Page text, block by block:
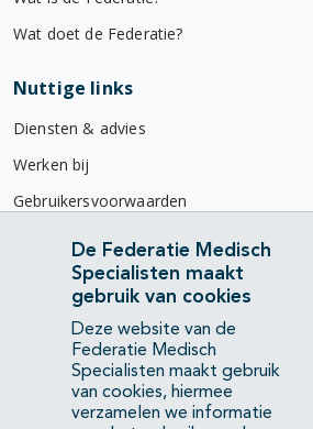
Wat doet de Federatie?
Nuttige links
Diensten & advies
Werken bij
Gebruikersvoorwaarden
Privacyverklaring
Contact
Mercatorlaan 1200
3528 BL Utrecht
(088) 505 34 34
De Federatie Medisch
Specialisten maakt
gebruik van cookies
Deze website van de
Federatie Medisch
Specialisten maakt gebruik
van cookies, hiermee
verzamelen we informatie